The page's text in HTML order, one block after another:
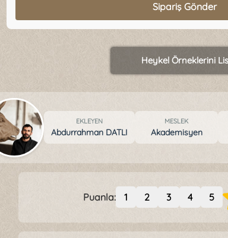
Sipariş Gönder
Heykel Örneklerini
EKLEYEN
Abdurrahman DATLI
MESLEK
Akademisyen
Puanla: 1 2 3 4 5